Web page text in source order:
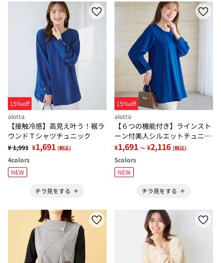
15%off
alotta
【接触冷感】高見え叶う！裾ラ
ウンドＴシャツチュニック
¥ 1,991 ¥1,691 (税込)
4colors
NEW
チラ見をする
15%off
alotta
【６つの機能付き】ラインスト
ーン付美人シルエットチュニッ
ク
¥1,691 ～ ¥2,116 (税込)
5colors
NEW
チラ見をする